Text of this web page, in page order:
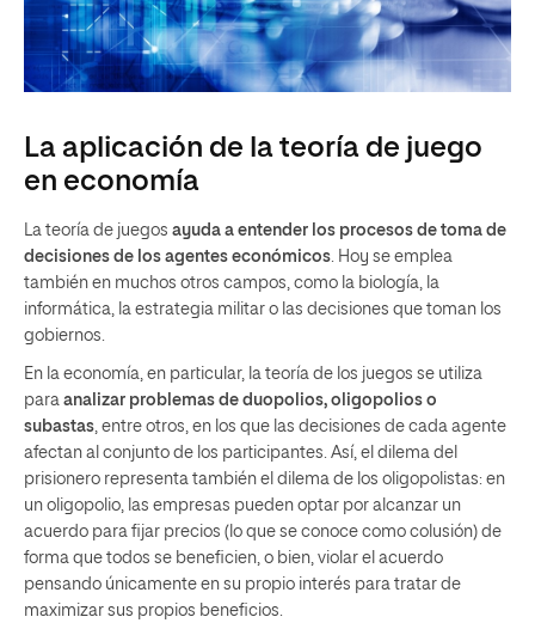
La aplicación de la teoría de juego
en economía
La teoría de juegos ayuda a entender los procesos de toma de
decisiones de los agentes económicos. Hoy se emplea
también en muchos otros campos, como la biología, la
informática, la estrategia militar o las decisiones que toman los
gobiernos.
En la economía, en particular, la teoría de los juegos se utiliza
para analizar problemas de duopolios, oligopolios o
subastas, entre otros, en los que las decisiones de cada agente
afectan al conjunto de los participantes. Así, el dilema del
prisionero representa también el dilema de los oligopolistas: en
un oligopolio, las empresas pueden optar por alcanzar un
acuerdo para fijar precios (lo que se conoce como colusión) de
forma que todos se beneficien, o bien, violar el acuerdo
pensando únicamente en su propio interés para tratar de
maximizar sus propios beneficios.